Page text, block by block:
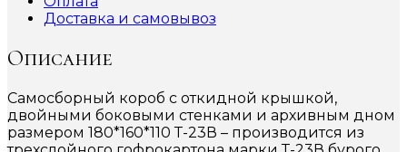
Доставка и самовывоз
Описание
Самосборный короб с откидной крышкой,
двойными боковыми стенками и архивным дном
размером 180*160*110 Т-23В – производится из